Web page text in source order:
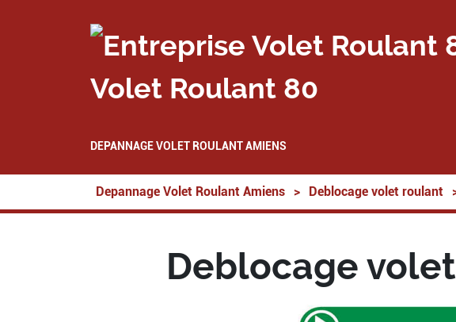
Volet Roulant 80
DEPANNAGE VOLET ROULANT AMIENS
Depannage Volet Roulant Amiens > Deblocage volet roulant
Deblocage